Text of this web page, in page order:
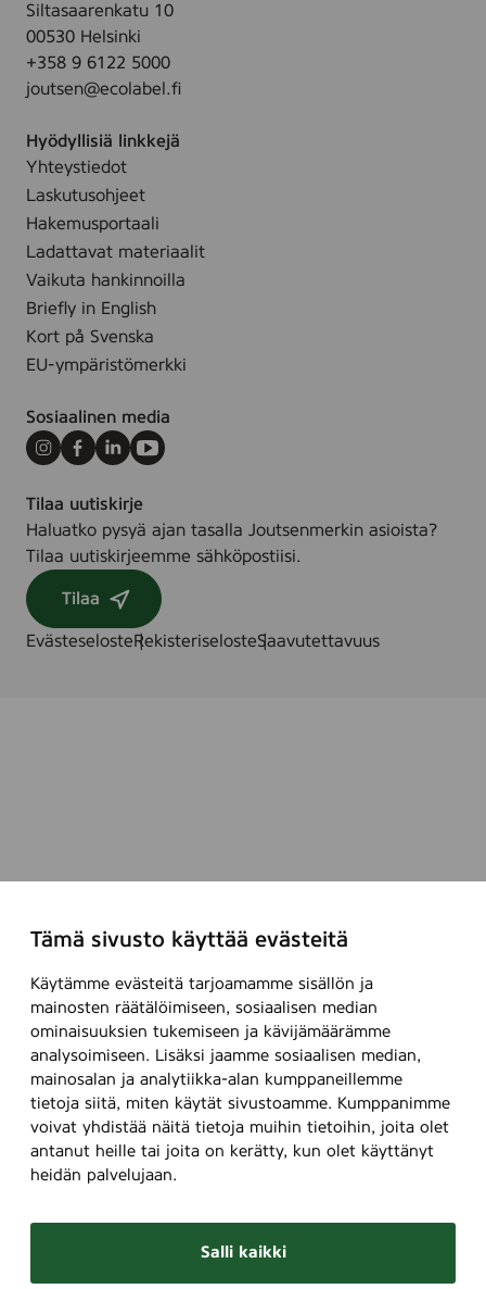
Tämä sivusto käyttää evästeitä
Käytämme evästeitä tarjoamamme sisällön ja
mainosten räätälöimiseen, sosiaalisen median
ominaisuuksien tukemiseen ja kävijämäärämme
analysoimiseen. Lisäksi jaamme sosiaalisen median,
mainosalan ja analytiikka-alan kumppaneillemme
tietoja siitä, miten käytät sivustoamme. Kumppanimme
voivat yhdistää näitä tietoja muihin tietoihin, joita olet
antanut heille tai joita on kerätty, kun olet käyttänyt
heidän palvelujaan.
Salli kaikki
u
l
k
a
s
u
u
n
Siltasaarenkatu 10
00530 Helsinki
+358 9 6122 5000
joutsen@ecolabel.fi
Hyödyllisiä linkkejä
Yhteystiedot
Laskutusohjeet
Hakemusportaali
Ladattavat materiaalit
Vaikuta hankinnoilla
Briefly in English
Kort på Svenska
EU-ympäristömerkki
Sosiaalinen media
Instagram
Facebook
LinkedInYoutube
Tilaa uutiskirje
Haluatko pysyä ajan tasalla Joutsenmerkin asioista?
Tilaa uutiskirjeemme sähköpostiisi.
Tilaa
EvästeselosteRekisteriselosteSaavutettavuus